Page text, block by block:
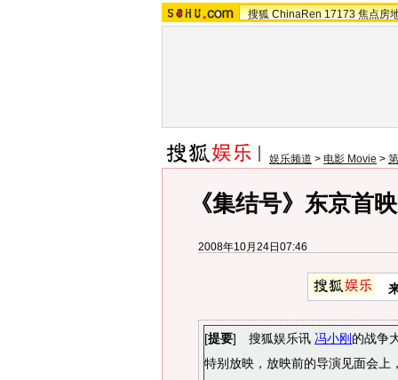
搜狐 ChinaRen 17173 焦点房
娱乐频道 > 电影 Movie >
《集结号》东京首
2008年10月24日07:46
[提要] 搜狐娱乐讯 冯小刚 的战争
特别放映，放映前的导演见面会上